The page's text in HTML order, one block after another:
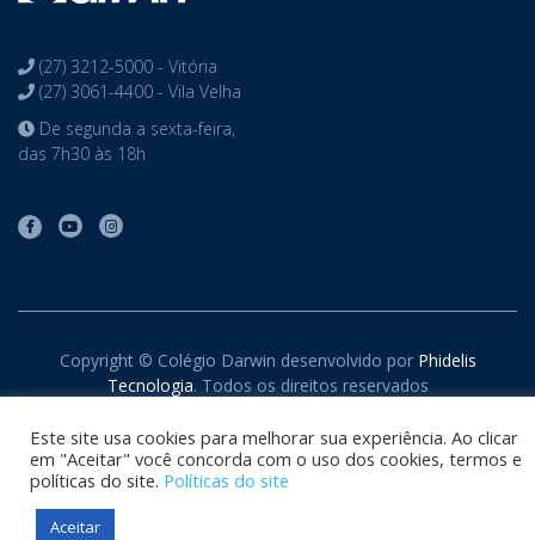
(27) 3212-5000 - Vitória
(27) 3061-4400 - Vila Velha
De segunda a sexta-feira,
das 7h30 às 18h
Copyright © Colégio Darwin desenvolvido por Phidelis
Tecnologia. Todos os direitos reservados
Este site usa cookies para melhorar sua experiência. Ao clicar
em "Aceitar" você concorda com o uso dos cookies, termos e
políticas do site. Políticas do site
Aceitar